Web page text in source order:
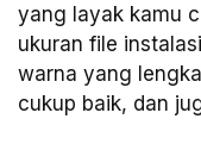
yang layak kamu
ukuran file
warna yang
cukup baik, dan